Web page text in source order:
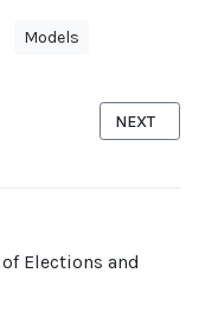
Models
NEXT
NEXT